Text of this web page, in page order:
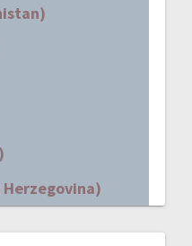
Herzegovina)